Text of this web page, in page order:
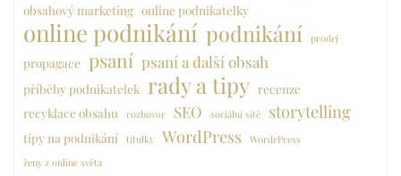
obsahový marketing online podnikatelky
online podnikání podnikání prodej
propagace psaní psaní a další obsah
příběhy podnikatelek rady a tipy recenze
recyklace obsahu
rozhovor SEO sociální sítě storytelling
tipy na podnikání titulky WordPress WordrPress
ženy z online světa